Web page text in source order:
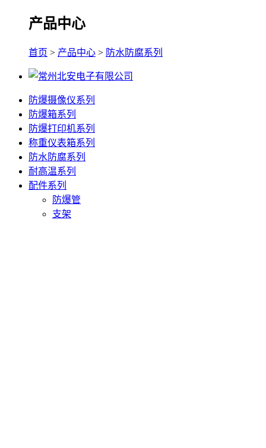
产品中心
首页 > 产品中心 > 防水防腐系列
防爆摄像仪系列
防爆箱系列
防爆打印机系列
称重仪表箱系列
防水防腐系列
耐高温系列
配件系列
防爆管
支架